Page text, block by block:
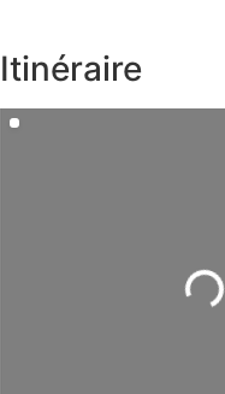
Itinéraire
Chargement...